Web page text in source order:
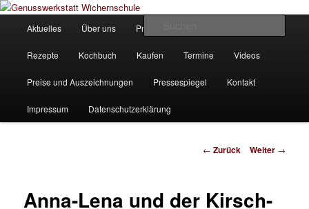
Zum
wechseln
Genusswerkstatt Wichernschule
Unsere Homepage
Aktuelles Über uns Produkte
Rezepte Kochbuch Kaufen Termine Videos
Preise und Auszeichnungen Pressespiegel Kontakt
Impressum Datenschutzerklärung
Beitrags-
← Zurück Weiter →
Anna-Lena und der Kirsch-